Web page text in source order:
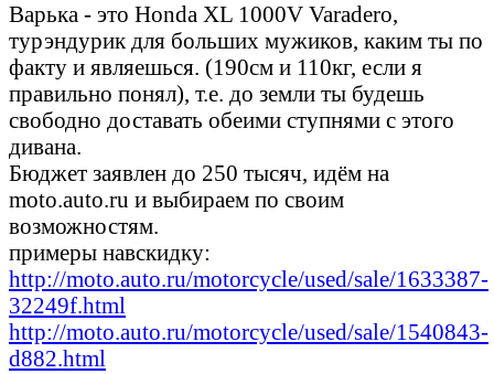
Варька - это Honda XL 1000V Varadero,
турэндурик для больших мужиков, каким ты по
факту и являешься. (190см и 110кг, если я
правильно понял), т.е. до земли ты будешь
свободно доставать обеими ступнями с этого
дивана.
Бюджет заявлен до 250 тысяч, идём на
moto.auto.ru и выбираем по своим
возможностям.
примеры навскидку:
http://moto.auto.ru/motorcycle/used/sale/1633387-
32249f.html
http://moto.auto.ru/motorcycle/used/sale/1540843-
d882.html